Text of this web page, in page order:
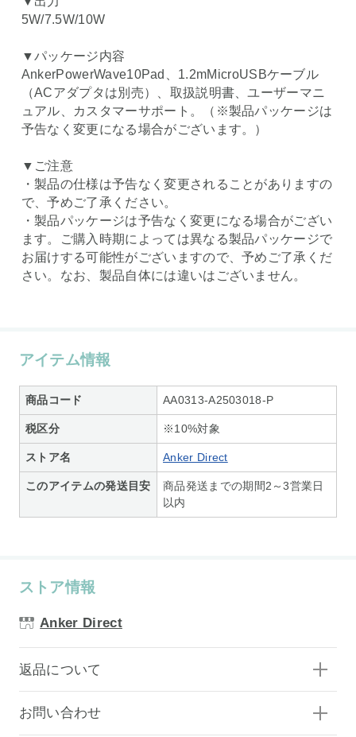
5W/7.5W/10W
▼パッケージ内容
AnkerPowerWave10Pad、1.2mMicroUSBケーブル
（ACアダプタは別売）、取扱説明書、ユーザーマニ
ュアル、カスタマーサポート。（※製品パッケージは
予告なく変更になる場合がございます。）
▼ご注意
・製品の仕様は予告なく変更されることがありますの
で、予めご了承ください。
・製品パッケージは予告なく変更になる場合がござい
ます。ご購入時期によっては異なる製品パッケージで
お届けする可能性がございますので、予めご了承くだ
さい。なお、製品自体には違いはございません。
アイテム情報
商品コード AA0313-A2503018-P
税区分 ※10%対象
ストア名 Anker Direct
このアイテムの発送目安
商品発送までの期間2～3営業日
以内
ストア情報
Anker Direct
返品について
お問い合わせ